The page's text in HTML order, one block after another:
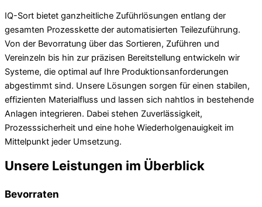
IQ-Sort bietet ganzheitliche Zuführlösungen entlang der
gesamten Prozesskette der automatisierten Teilezuführung.
Von der Bevorratung über das Sortieren, Zuführen und
Vereinzeln bis hin zur präzisen Bereitstellung entwickeln wir
Systeme, die optimal auf Ihre Produktionsanforderungen
abgestimmt sind. Unsere Lösungen sorgen für einen stabilen,
effizienten Materialfluss und lassen sich nahtlos in bestehende
Anlagen integrieren. Dabei stehen Zuverlässigkeit,
Prozesssicherheit und eine hohe Wiederholgenauigkeit im
Mittelpunkt jeder Umsetzung.
Unsere Leistungen im Überblick
Bevorraten